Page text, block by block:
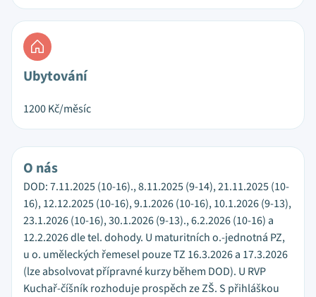
Ubytování
1200Kč/měsíc
O nás
DOD: 7.11.2025 (10-16)., 8.11.2025 (9-14), 21.11.2025 (10-
16), 12.12.2025 (10-16), 9.1.2026 (10-16), 10.1.2026 (9-13),
23.1.2026 (10-16), 30.1.2026 (9-13)., 6.2.2026 (10-16) a
12.2.2026 dle tel. dohody. U maturitních o.-jednotná PZ,
u o. uměleckých řemesel pouze TZ 16.3.2026 a 17.3.2026
(lze absolvovat přípravné kurzy během DOD). U RVP
Kuchař-číšník rozhoduje prospěch ze ZŠ. S přihláškou